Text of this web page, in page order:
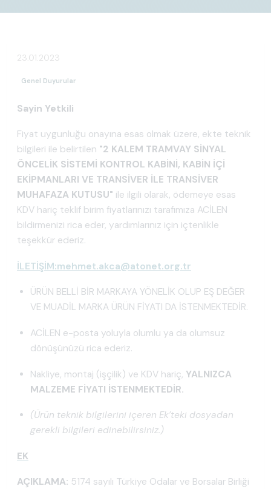
23.01.2023
Genel Duyurular
Sayin Yetkili
Fiyat uygunluğu onayına esas olmak üzere, ekte teknik
bilgileri ile belirtilen "2 KALEM TRAMVAY SİNYAL
ÖNCELİK SİSTEMİ KONTROL KABİNİ, KABİN İÇİ
EKİPMANLARI VE TRANSİVER İLE TRANSİVER
MUHAFAZA KUTUSU" ile ilgili olarak, ödemeye esas
KDV hariç teklif birim fiyatlarınızı tarafımıza ACİLEN
bildirmenizi rica eder, yardımlarınız için içtenlikle
teşekkür ederiz.
İLETİŞİM:mehmet.akca@atonet.org.tr
ÜRÜN BELLİ BİR MARKAYA YÖNELİK OLUP EŞ DEĞER
VE MUADİL MARKA ÜRÜN FİYATI DA İSTENMEKTEDİR.
ACİLEN e-posta yoluyla olumlu ya da olumsuz
dönüşünüzü rica ederiz.
Nakliye, montaj (işçilik) ve KDV hariç, YALNIZCA
MALZEME FİYATI İSTENMEKTEDİR.
(Ürün teknik bilgilerini içeren Ek’teki dosyadan
gerekli bilgileri edinebilirsiniz.)
EK
AÇIKLAMA: 5174 sayılı Türkiye Odalar ve Borsalar Birliği